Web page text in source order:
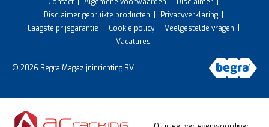
Disclaimer gebruikte producten
Privacyverklaring
Laagste prijsgarantie
Cookie policy
Veelgestelde vragen
Vacatures
© 2026 Begra Magazijninrichting BV